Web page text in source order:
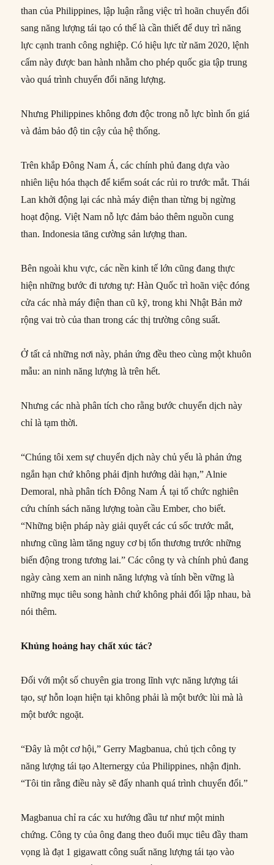
than của Philippines, lập luận rằng việc trì hoãn chuyển đổi
sang năng lượng tái tạo có thể là cần thiết để duy trì năng
lực cạnh tranh công nghiệp. Có hiệu lực từ năm 2020, lệnh
cấm này được ban hành nhằm cho phép quốc gia tập trung
vào quá trình chuyển đổi năng lượng.
Nhưng Philippines không đơn độc trong nỗ lực bình ổn giá
và đảm bảo độ tin cậy của hệ thống.
Trên khắp Đông Nam Á, các chính phủ đang dựa vào
nhiên liệu hóa thạch để kiểm soát các rủi ro trước mắt. Thái
Lan khởi động lại các nhà máy điện than từng bị ngừng
hoạt động. Việt Nam nỗ lực đảm bảo thêm nguồn cung
than. Indonesia tăng cường sản lượng than.
Bên ngoài khu vực, các nền kinh tế lớn cũng đang thực
hiện những bước đi tương tự: Hàn Quốc trì hoãn việc đóng
cửa các nhà máy điện than cũ kỹ, trong khi Nhật Bản mở
rộng vai trò của than trong các thị trường công suất.
Ở tất cả những nơi này, phản ứng đều theo cùng một khuôn
mẫu: an ninh năng lượng là trên hết.
Nhưng các nhà phân tích cho rằng bước chuyển dịch này
chỉ là tạm thời.
“Chúng tôi xem sự chuyển dịch này chủ yếu là phản ứng
ngắn hạn chứ không phải định hướng dài hạn,” Alnie
Demoral, nhà phân tích Đông Nam Á tại tổ chức nghiên
cứu chính sách năng lượng toàn cầu Ember, cho biết.
“Những biện pháp này giải quyết các cú sốc trước mắt,
nhưng cũng làm tăng nguy cơ bị tổn thương trước những
biến động trong tương lai.” Các công ty và chính phủ đang
ngày càng xem an ninh năng lượng và tính bền vững là
những mục tiêu song hành chứ không phải đối lập nhau, bà
nói thêm.
Khủng hoảng hay chất xúc tác?
Đối với một số chuyên gia trong lĩnh vực năng lượng tái
tạo, sự hỗn loạn hiện tại không phải là một bước lùi mà là
một bước ngoặt.
“Đây là một cơ hội,” Gerry Magbanua, chủ tịch công ty
năng lượng tái tạo Alternergy của Philippines, nhận định.
“Tôi tin rằng điều này sẽ đẩy nhanh quá trình chuyển đổi.”
Magbanua chỉ ra các xu hướng đầu tư như một minh
chứng. Công ty của ông đang theo đuổi mục tiêu đầy tham
vọng là đạt 1 gigawatt công suất năng lượng tái tạo vào